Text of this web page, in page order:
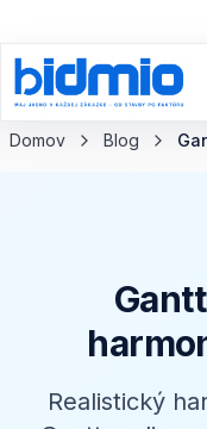
Späť na blog
Domov
Blog
Realistický